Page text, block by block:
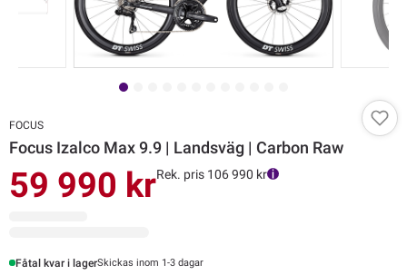
FOCUS
Focus Izalco Max 9.9 | Landsväg | Carbon Raw
59 990 krRek. pris 106 990 kr
Fåtal kvar i lagerSkickas inom 1-3 dagar